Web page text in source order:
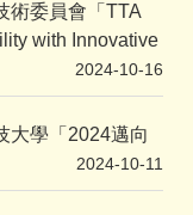
術委員會「TTA
with Innovative
2024-10-16
大學「2024邁向
2024-10-11